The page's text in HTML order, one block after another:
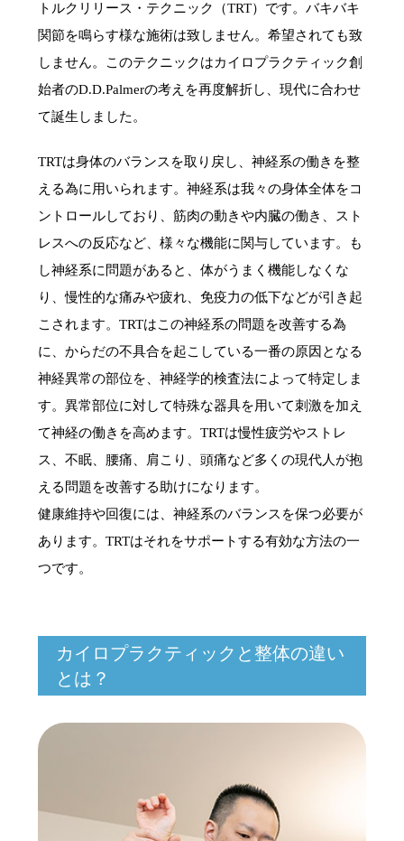
トルクリリース・テクニック（TRT）です。バキバキ
関節を鳴らす様な施術は致しません。希望されても致
しません。このテクニックはカイロプラクティック創
始者のD.D.Palmerの考えを再度解折し、現代に合わせ
て誕生しました。
TRTは身体のバランスを取り戻し、神経系の働きを整
える為に用いられます。神経系は我々の身体全体をコ
ントロールしており、筋肉の動きや内臓の働き、スト
レスへの反応など、様々な機能に関与しています。も
し神経系に問題があると、体がうまく機能しなくな
り、慢性的な痛みや疲れ、免疫力の低下などが引き起
こされます。TRTはこの神経系の問題を改善する為
に、からだの不具合を起こしている一番の原因となる
神経異常の部位を、神経学的検査法によって特定しま
す。異常部位に対して特殊な器具を用いて刺激を加え
て神経の働きを高めます。TRTは慢性疲労やストレ
ス、不眠、腰痛、肩こり、頭痛など多くの現代人が抱
える問題を改善する助けになります。
健康維持や回復には、神経系のバランスを保つ必要が
あります。TRTはそれをサポートする有効な方法の一
つです。
カイロプラクティックと整体の違い
とは？